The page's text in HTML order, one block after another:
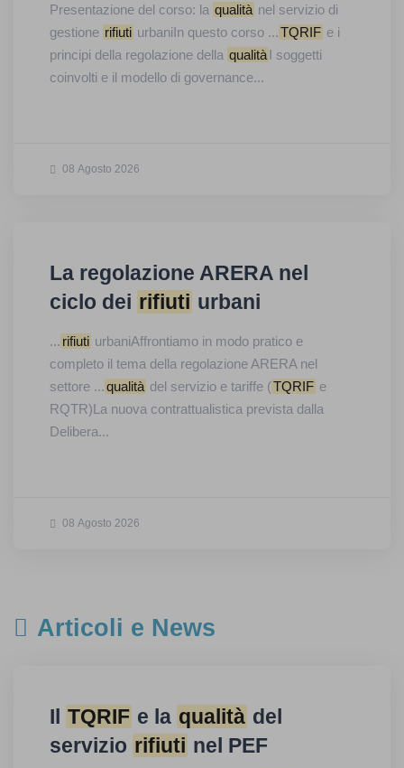
Presentazione del corso: la qualità nel servizio di
gestione rifiuti urbaniIn questo corso ...TQRIF e i
principi della regolazione della qualitàI soggetti
coinvolti e il modello di governance...
08 Agosto 2026
La regolazione ARERA nel
ciclo dei rifiuti urbani
... rifiuti urbaniAffrontiamo in modo pratico e
completo il tema della regolazione ARERA nel
settore ...qualità del servizio e tariffe (TQRIF e
RQTR)La nuova contrattualistica prevista dalla
Delibera...
08 Agosto 2026
Articoli e News
Il TQRIF e la qualità del
servizio rifiuti nel PEF